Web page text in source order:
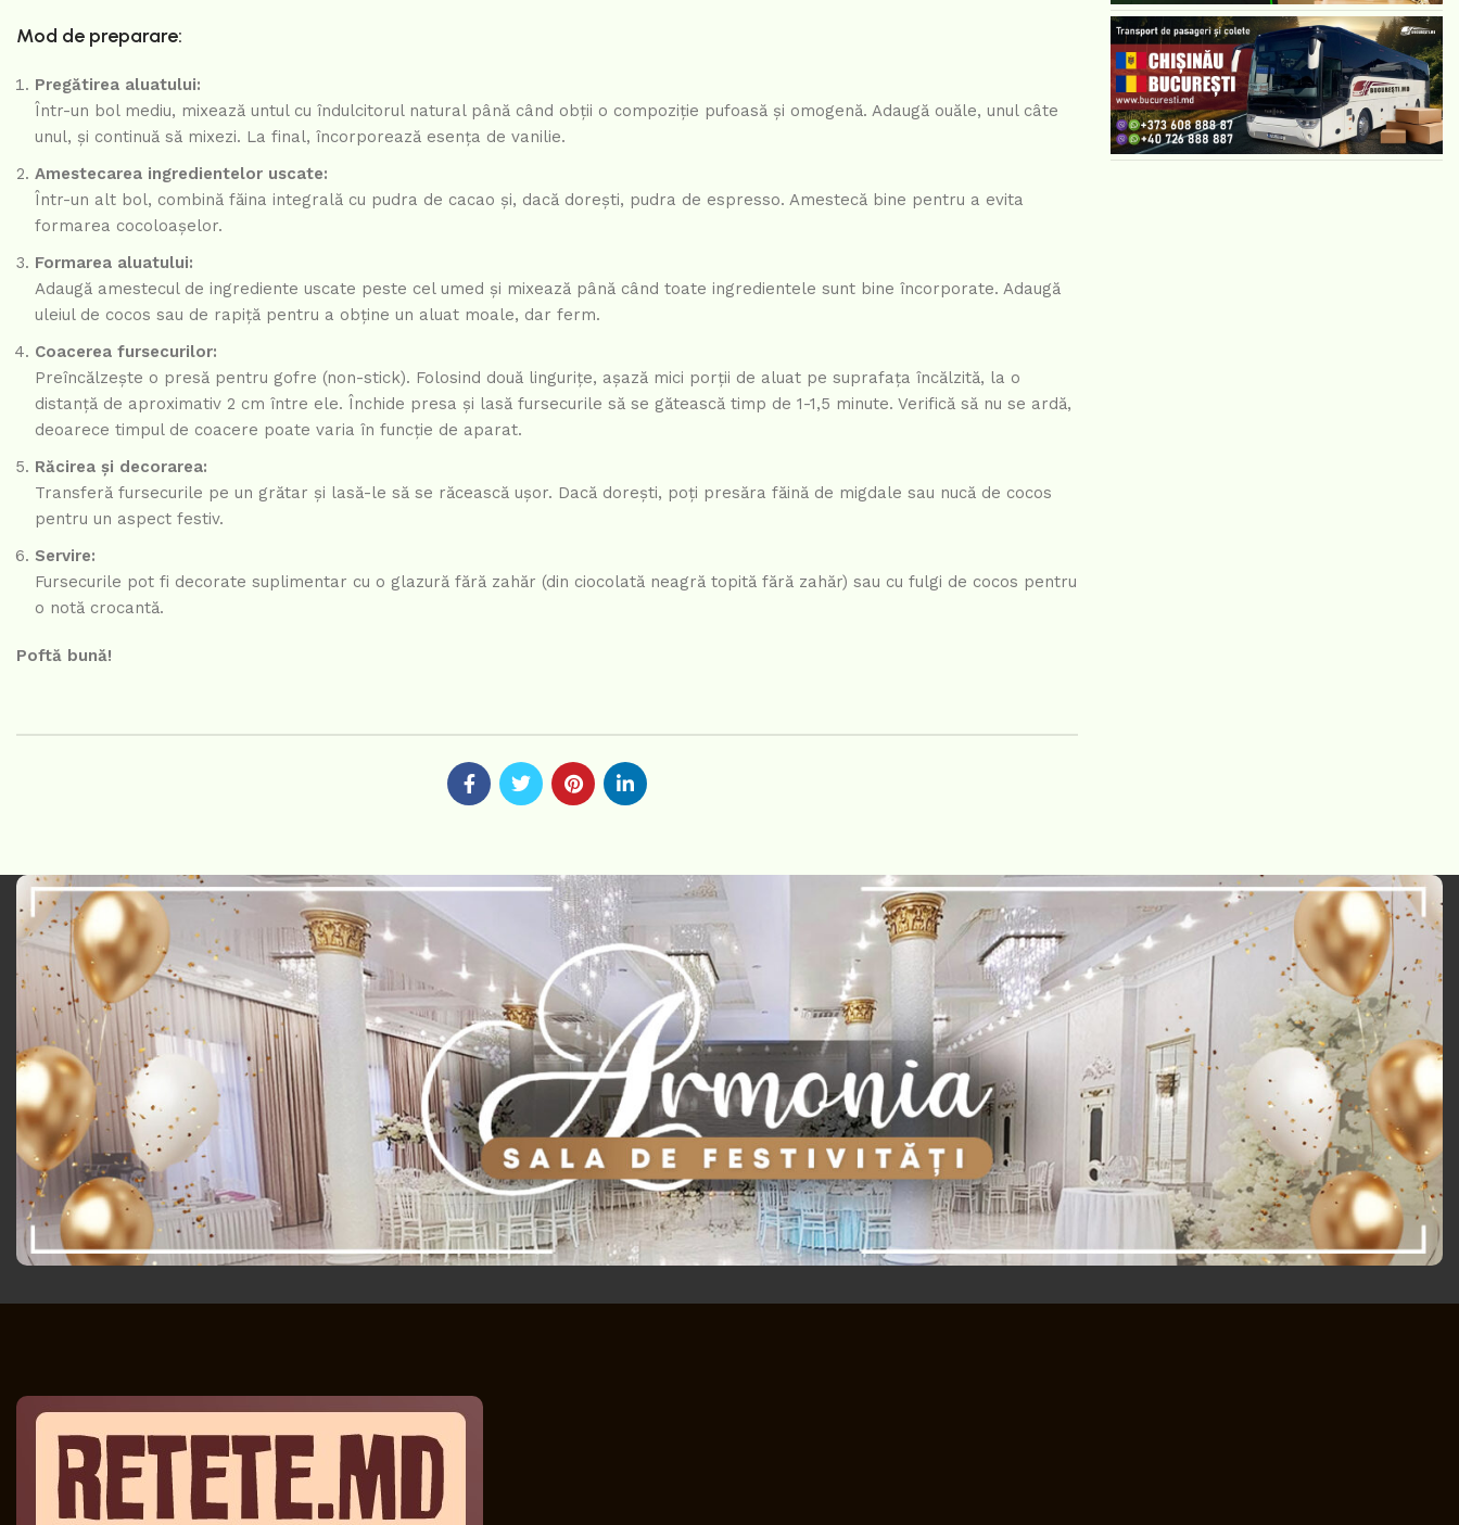
Mod de preparare:
Pregătirea aluatului:
Într-un bol mediu, mixează untul cu îndulcitorul natural până când obții o compoziție pufoasă și omogenă. Adaugă ouăle, unul câte
unul, și continuă să mixezi. La final, încorporează esența de vanilie.
Amestecarea ingredientelor uscate:
Într-un alt bol, combină făina integrală cu pudra de cacao și, dacă dorești, pudra de espresso. Amestecă bine pentru a evita
formarea cocoloașelor.
Formarea aluatului:
Adaugă amestecul de ingrediente uscate peste cel umed și mixează până când toate ingredientele sunt bine încorporate. Adaugă
uleiul de cocos sau de rapiță pentru a obține un aluat moale, dar ferm.
Coacerea fursecurilor:
Preîncălzește o presă pentru gofre (non-stick). Folosind două lingurițe, așază mici porții de aluat pe suprafața încălzită, la o
distanță de aproximativ 2 cm între ele. Închide presa și lasă fursecurile să se gătească timp de 1-1,5 minute. Verifică să nu se ardă,
deoarece timpul de coacere poate varia în funcție de aparat.
Răcirea și decorarea:
Transferă fursecurile pe un grătar și lasă-le să se răcească ușor. Dacă dorești, poți presăra făină de migdale sau nucă de cocos
pentru un aspect festiv.
Servire:
Fursecurile pot fi decorate suplimentar cu o glazură fără zahăr (din ciocolată neagră topită fără zahăr) sau cu fulgi de cocos pentru
o notă crocantă.
Poftă bună!